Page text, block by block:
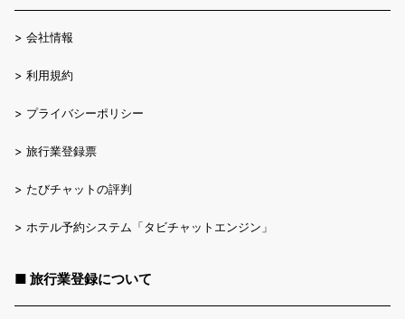
> 会社情報
> 利用規約
> プライバシーポリシー
> 旅行業登録票
> たびチャットの評判
> ホテル予約システム「タビチャットエンジン」
■ 旅行業登録について